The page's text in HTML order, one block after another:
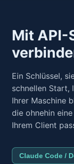
Mit API-
Ein Schlüssel,
schnellen Start,
Ihrer Maschine
die ohnehin
Ihrem Client
Claude Code /